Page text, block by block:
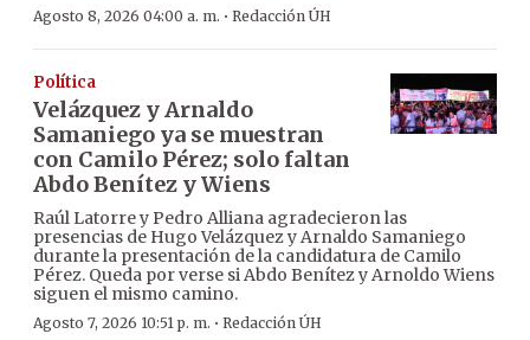
Agosto 8, 2026 04:00 a. m. · Redacción ÚH
Política
Velázquez y Arnaldo
Samaniego ya se muestran
con Camilo Pérez; solo faltan
Abdo Benítez y Wiens
Raúl Latorre y Pedro Alliana agradecieron las
presencias de Hugo Velázquez y Arnaldo Samaniego
durante la presentación de la candidatura de Camilo
Pérez. Queda por verse si Abdo Benítez y Arnoldo Wiens
siguen el mismo camino.
Agosto 7, 2026 10:51 p. m. · Redacción ÚH